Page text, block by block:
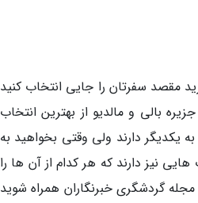
مقصد سفرتان را جایی انتخاب کنید
بالی و مالدیو از بهترین انتخاب
دارند ولی وقتی بخواهید به
نیز دارند که هر کدام از آن ها را
گردشگری خبرنگاران همراه شوید